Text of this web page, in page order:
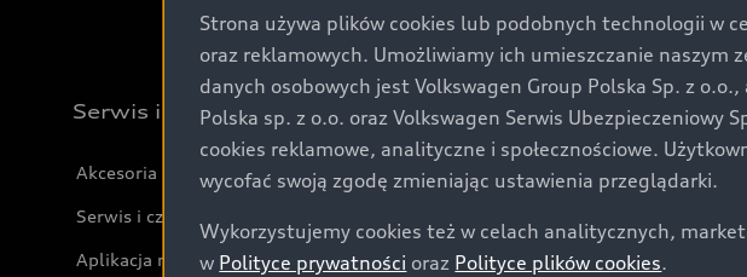
Audi exclusive
Serwis i akcesoria
Akcesoria
Serwis i części
Aplikacja myAudi i usługi cyfrowe
Świat Audi
Aktualności i
Audi Nuvolari
Strona używa plików cookies lub podobnych technologii w
oraz reklamowych. Umożliwiamy ich umieszczanie
danych osobowych jest Volkswagen Group Polska Sp. z
Polska sp. z o.o. oraz Volkswagen Serwis Ubezpieczeniowy
cookies reklamowe, analityczne i społecznościowe.
wycofać swoją zgodę zmieniając ustawienia przeglądarki.
Wykorzystujemy cookies też w celach analitycznych,
w Polityce prywatności oraz Polityce plików cookies.